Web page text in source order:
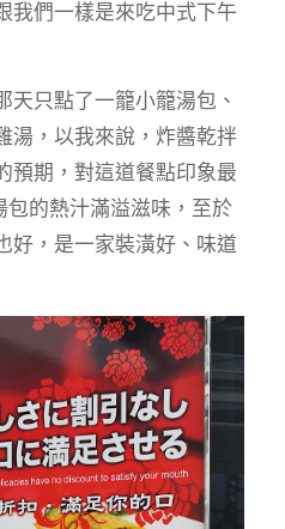
我們一樣是來吃中式下午
只點了一籠小籠湯包、
湯，以我來說，炸醬乾拌
預期，對這道餐點印象最
的熱汁滿溢滋味，至於
好，是一家裝潢好、味道